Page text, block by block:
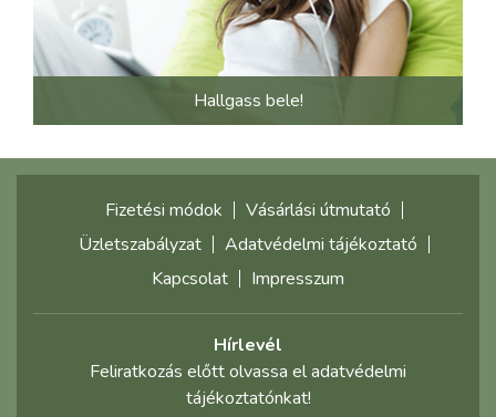
Hallgass bele!
Fizetési módok
Vásárlási útmutató
Üzletszabályzat
Adatvédelmi tájékoztató
Kapcsolat
Impresszum
Hírlevél
Feliratkozás előtt olvassa el adatvédelmi
tájékoztatónkat!